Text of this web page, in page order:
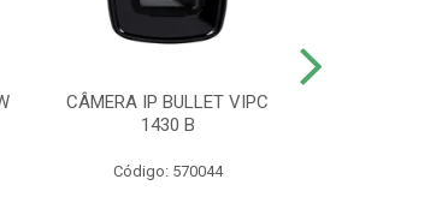
CÂMERA IP BULLET VIPC
1430 B
Código: 570044